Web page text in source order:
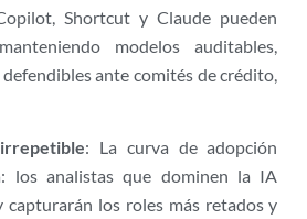
Shortcut y Claude pueden
modelos auditables,
ante comités de crédito,
: La curva de adopción
los analistas que dominen la IA
los roles más retados y